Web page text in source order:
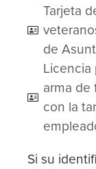
Tarjeta
de
Licencia
arma de
con la
Si su